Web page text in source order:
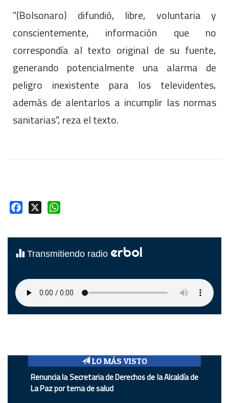
"(Bolsonaro) difundió, libre, voluntaria y
conscientemente, información que no
correspondía al texto original de su fuente,
generando potencialmente una alarma de
peligro inexistente para los televidentes,
además de alentarlos a incumplir las normas
sanitarias", reza el texto.
Facebook
Transmitiendo radio erbol
LO MÁS VISTO
Renuncia la Secretaria de Derechos de la Alcaldía de
La Paz por tema de salud